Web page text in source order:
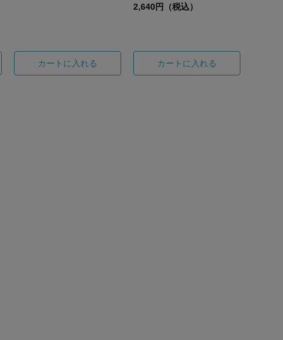
カートに入れる
2,640円（税込）
カートに入れる